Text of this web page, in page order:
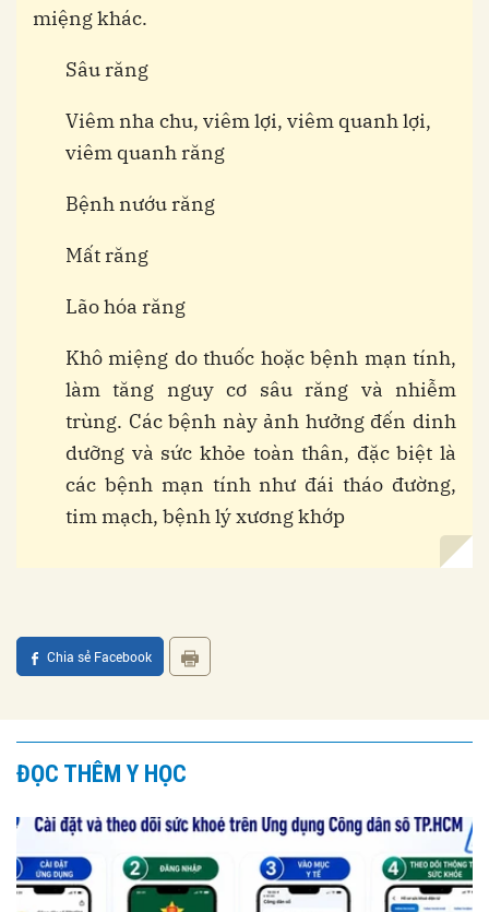
miệng khác.
Sâu răng
Viêm nha chu, viêm lợi, viêm quanh lợi,
viêm quanh răng
Bệnh nướu răng
Mất răng
Lão hóa răng
Khô miệng do thuốc hoặc bệnh mạn tính,
làm tăng nguy cơ sâu răng và nhiễm
trùng. Các bệnh này ảnh hưởng đến dinh
dưỡng và sức khỏe toàn thân, đặc biệt là
các bệnh mạn tính như đái tháo đường,
tim mạch, bệnh lý xương khớp
Chia sẻ Facebook
ĐỌC THÊM Y HỌC